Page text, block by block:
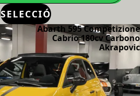
SELECCIÓ
Abarth 595 Competizione
Cabrio 180cv Carbono
Akrapovic